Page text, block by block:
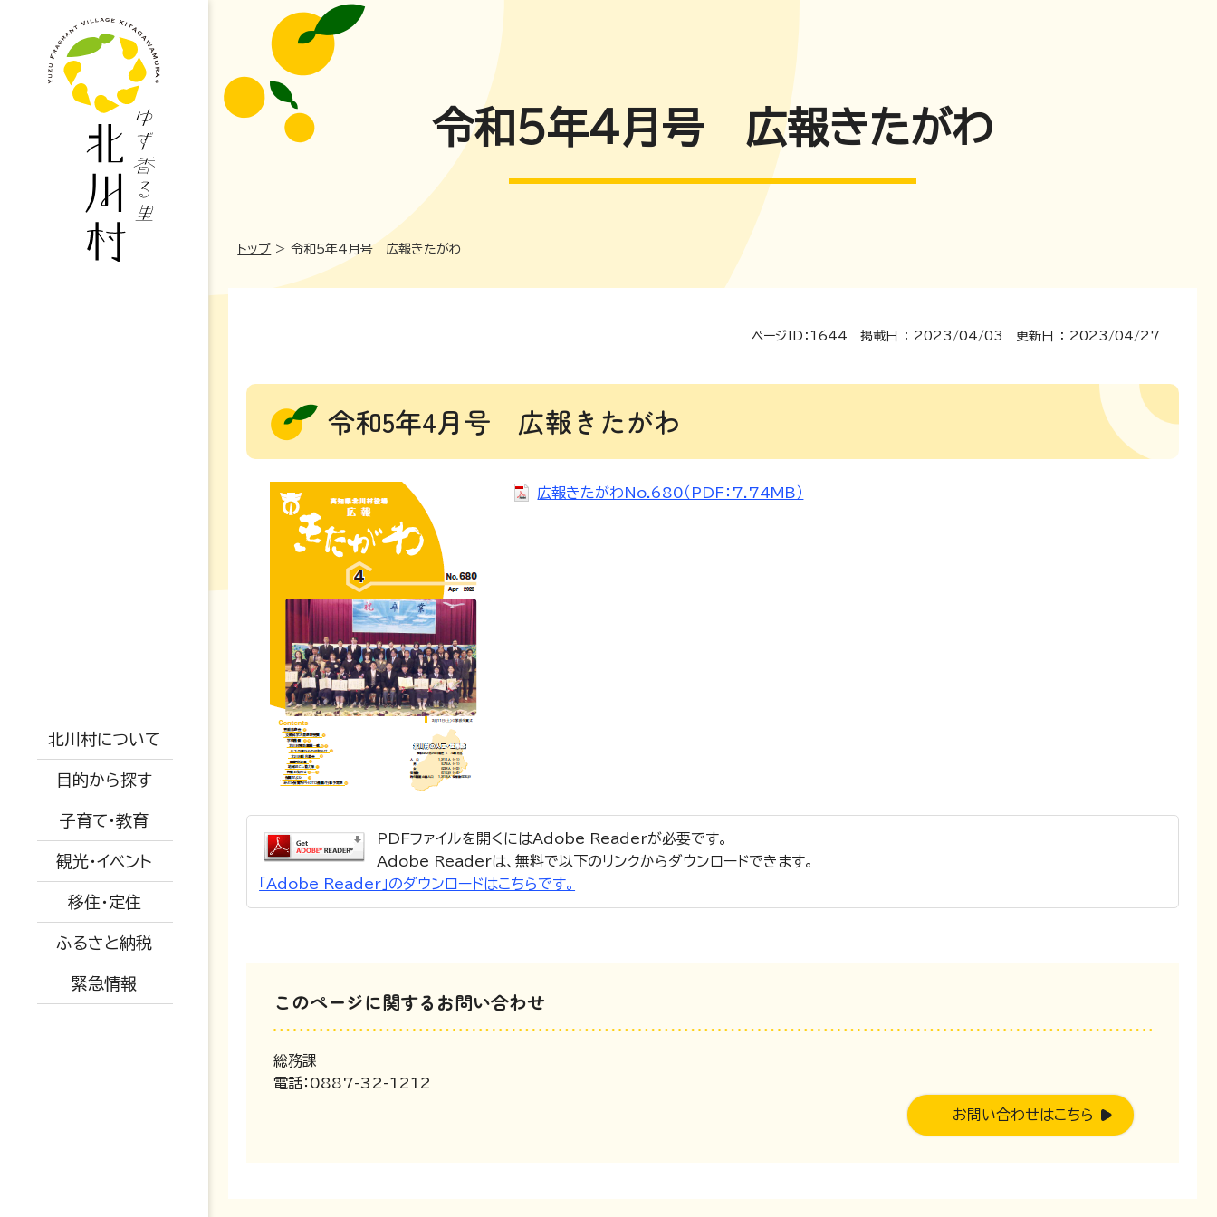
北川村について
地勢概要
交通アクセス
AED設置場所
広報きたがわ
目的から探す
戸籍・結婚・死亡
税金・年金・保険
健康・福祉
子育て・教育
産業・建設・農業
子育て・教育
高校・大学
支援制度
児童手当
保小中一体化
子育て教育ビジョ
予防接種
保育所
観光・イベント
観光情報
イベント情報
特産品紹介
移住・定住
仕事情報
空き家関係
移住関係
ふるさと納税
ふるさと納税
緊急情報
防災情報
防災マップ
被災情報
避難場所
道路情報
水道情報
令和5年4月号 広報きたがわ
トップ > 令和5年4月号 広報きたがわ
ページID：1644 掲載日 ： 2023/04/03 更新日 ： 2023/04/27
令和5年4月号 広報きたがわ
広報きたがわNo.680（PDF：7.74MB）
PDFファイルを開くにはAdobe Readerが必要です。
Adobe Readerは、無料で以下のリンクからダウンロードできます。
「Adobe Reader」のダウンロードはこちらです。
このページに関するお問い合わせ
総務課
電話：0887-32-1212
お問い合わせはこちら